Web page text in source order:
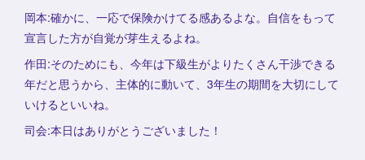
岡本:確かに、一応で保険かけてる感あるよな。自信をもって
宣言した方が自覚が芽生えるよね。
作田:そのためにも、今年は下級生がよりたくさん干渉できる
年だと思うから、主体的に動いて、3年生の期間を大切にして
いけるといいね。
司会:本日はありがとうございました！